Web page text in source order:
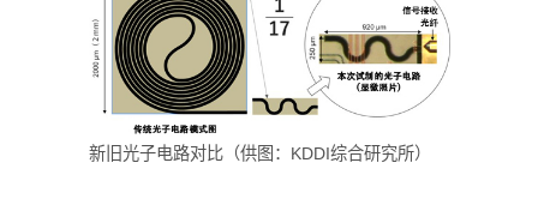
新旧光子电路对比（供图：KDDI综合研究所）